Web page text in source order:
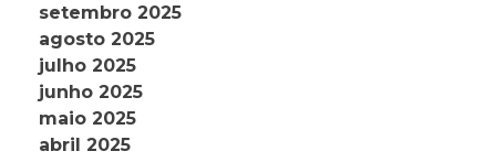
setembro 2025
agosto 2025
julho 2025
junho 2025
maio 2025
abril 2025